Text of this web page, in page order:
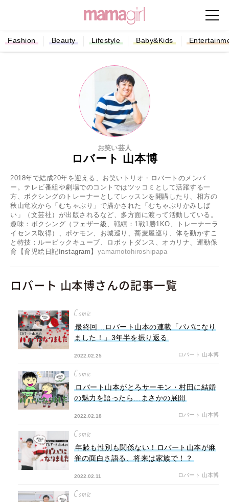
Fashion Beauty Lifestyle Baby&Kids
お笑い芸人
ロバート 山本博
2018年で結成20年を迎える、お笑いトリオ・ロバートのメンバ
ー。テレビ番組や劇場でのコントではツッコミとして活躍する一
方、ボクシングのトレーナーとしてレッスンを開講したり、相方の
秋山竜次から「むちゃぶり」で描かされた「むちゃぶりかみしば
い」（文芸社）が出版されるなど、多方面に渡って活動している。
趣味：ボクシング（フェザー級、戦績：1戦1勝1KO、トレーナーラ
イセンス取得）、ポケモン、お城巡り、蕎麦屋巡り、体を動かすこ
と特技：ルービックキューブ、ロボットダンス、オカリナ、運動保
育【育児絵日記Instagram】 yamamotohiroshipapa
ロバート 山本博さんの記事一覧
Comic
最終回…ロバート山本の連載「パパになり
ました！」3年半を振り返る
2022.02.25 ロバート 山本博
Comic
ロバート山本がとろサーモン・村田に結婚
の魅力を語ったら…まさかの展開
2022.02.18 ロバート 山本博
Comic
年齢も性別も関係ない！ロバート山本が麻
雀の面白さ語る、将来は家族で！？
2022.02.11 ロバート 山本博
Comic